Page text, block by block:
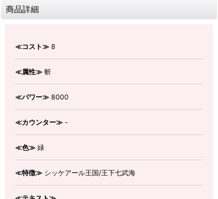
商品詳細
≪コスト≫ 8
≪属性≫ 斬
≪パワー≫ 8000
≪カウンター≫ -
≪色≫ 緑
≪特徴≫ シッケアール王国/王下七武海